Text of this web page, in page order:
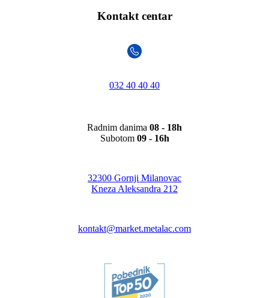
Kontakt centar
032 40 40 40
Radnim danima 08 - 18h
Subotom 09 - 16h
32300 Gornji Milanovac
Kneza Aleksandra 212
kontakt@market.metalac.com